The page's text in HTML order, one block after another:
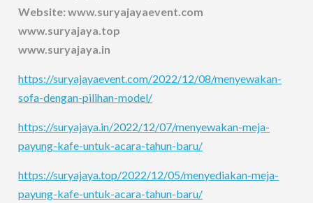
Website: www.suryajayaevent.com
www.suryajaya.top
www.suryajaya.in
https://suryajayaevent.com/2022/12/08/menyewakan-
sofa-dengan-pilihan-model/
https://suryajaya.in/2022/12/07/menyewakan-meja-
payung-kafe-untuk-acara-tahun-baru/
https://suryajaya.top/2022/12/05/menyediakan-meja-
payung-kafe-untuk-acara-tahun-baru/